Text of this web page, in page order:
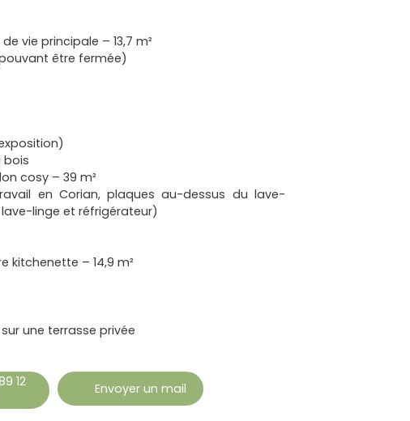
vie principale – 13,7 m²
être fermée)
bois
cosy – 39 m²
en Corian, plaques au-dessus du lave-
linge et réfrigérateur)
kitchenette – 14,9 m²
une terrasse privée
12
Envoyer un mail